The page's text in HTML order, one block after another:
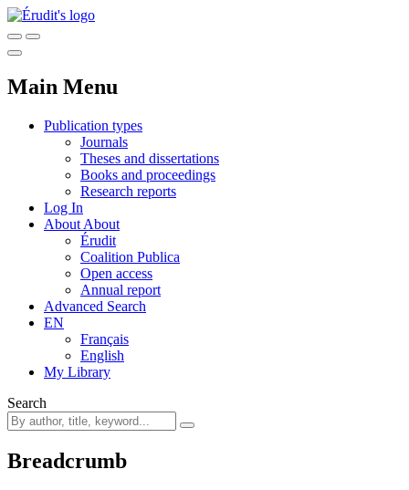
Main Menu
Publication types
Journals
Theses and dissertations
Books and proceedings
Research reports
Log In
About About
Érudit
Coalition Publica
Open access
Annual report
Advanced Search
EN
Français
English
My Library
Search
Breadcrumb